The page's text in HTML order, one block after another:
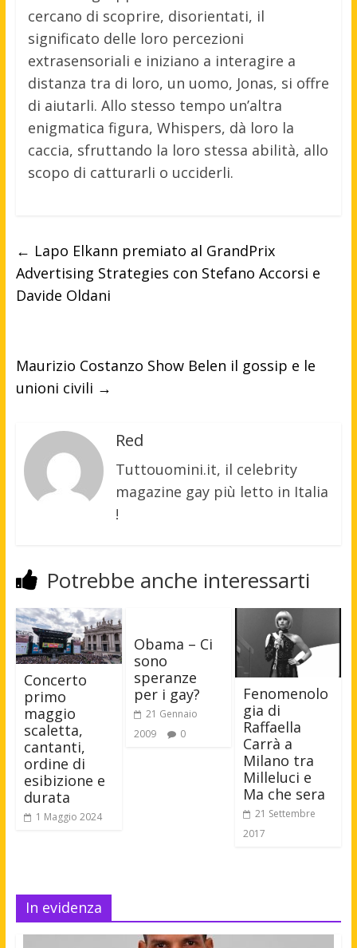
cercano di scoprire, disorientati, il
significato delle loro percezioni
extrasensoriali e iniziano a interagire a
distanza tra di loro, un uomo, Jonas, si offre
di aiutarli. Allo stesso tempo un’altra
enigmatica figura, Whispers, dà loro la
caccia, sfruttando la loro stessa abilità, allo
scopo di catturarli o ucciderli.
← Lapo Elkann premiato al GrandPrix
Advertising Strategies con Stefano Accorsi e
Davide Oldani
Maurizio Costanzo Show Belen il gossip e le
unioni civili →
Red
Tuttouomini.it, il celebrity
magazine gay più letto in Italia
!
Potrebbe anche interessarti
Concerto
primo
maggio
scaletta,
cantanti,
ordine di
esibizione e
durata
1 Maggio 2024
Obama – Ci
sono
speranze
per i gay?
21 Gennaio
2009
0
Fenomenolo
gia di
Raffaella
Carrà a
Milano tra
Milleluci e
Ma che sera
21 Settembre
2017
In evidenza